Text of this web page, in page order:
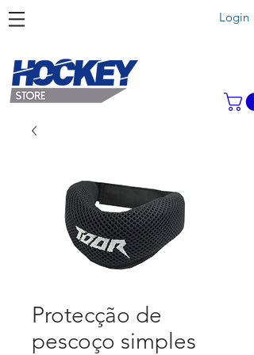
Login
Protecção de
pescoço simples